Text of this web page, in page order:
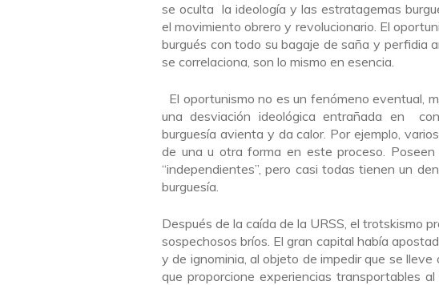
se oculta la ideología y las estratagemas
el movimiento obrero y revolucionario. El
burgués con todo su bagaje de saña y perfidia
se correlaciona, son lo mismo en esencia.
El oportunismo no es un fenómeno eventual,
una desviación ideológica entrañada en
burguesía avienta y da calor. Por ejemplo,
de una u otra forma en este proceso.
“independientes”, pero casi todas tienen un
burguesía.
Después de la caída de la URSS, el trotskismo
sospechosos bríos. El gran capital había
y de ignominia, al objeto de impedir que se
que proporcione experiencias transportables